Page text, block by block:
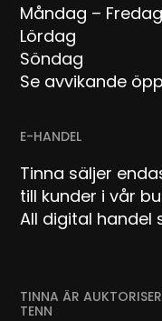
Måndag –
Lördag
Söndag
Se avvikande
E-HANDEL
Tinna säljer
till kunder i vår
All digital handel
TINNA ÄR
TENN